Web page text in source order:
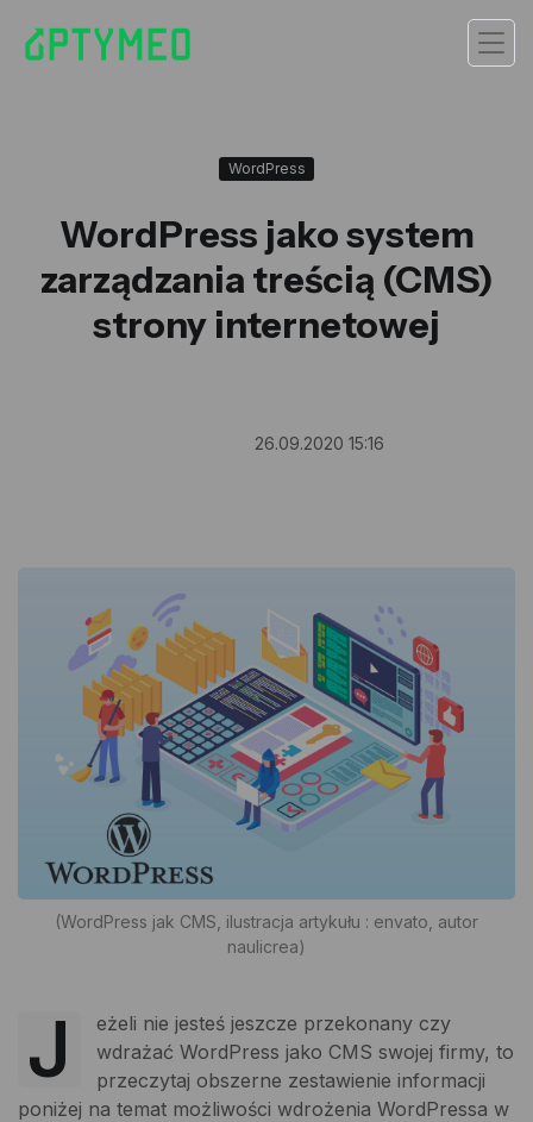
WordPress
WordPress jako system
zarządzania treścią (CMS)
strony internetowej
26.09.2020 15:16
(WordPress jak CMS, ilustracja artykułu : envato, autor
naulicrea)
J
eżeli nie jesteś jeszcze przekonany czy
wdrażać WordPress jako CMS swojej firmy, to
przeczytaj obszerne zestawienie informacji
poniżej na temat możliwości wdrożenia WordPressa w